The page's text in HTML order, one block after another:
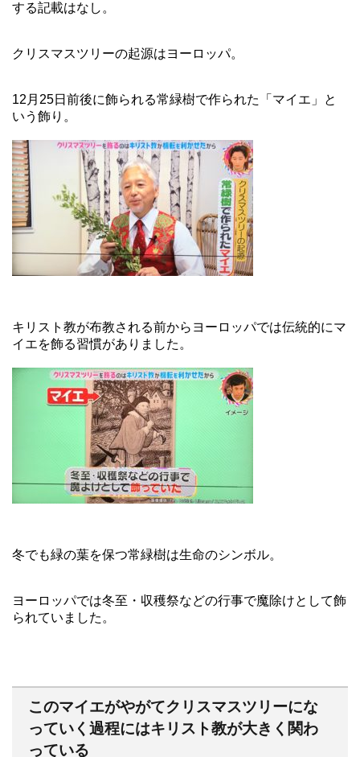
する記載はなし。
クリスマスツリーの起源はヨーロッパ。
12月25日前後に飾られる常緑樹で作られた「マイエ」と
いう飾り。
キリスト教が布教される前からヨーロッパでは伝統的にマ
イエを飾る習慣がありました。
冬でも緑の葉を保つ常緑樹は生命のシンボル。
ヨーロッパでは冬至・収穫祭などの行事で魔除けとして飾
られていました。
このマイエがやがてクリスマスツリーにな
っていく過程にはキリスト教が大きく関わ
っている